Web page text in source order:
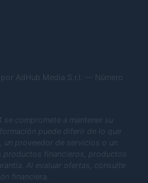
AdHub Media S.r.l. — Número
compromete a mantener su
puede diferir de lo que
un proveedor de servicios o un
financieros, productos
Al evaluar ofertas, consulte
financiera.